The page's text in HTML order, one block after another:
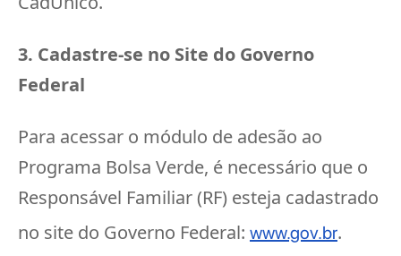
3. Cadastre-se no Site do Governo
Federal
Para acessar o módulo de adesão ao
Programa Bolsa Verde, é necessário que o
Responsável Familiar (RF) esteja cadastrado
no site do Governo Federal: www.gov.br.